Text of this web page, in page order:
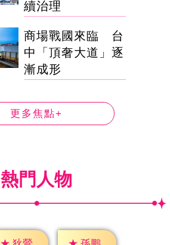
續治理
商場戰國來臨 台
中「頂奢大道」逐
漸成形
更多焦點+
熱門人物